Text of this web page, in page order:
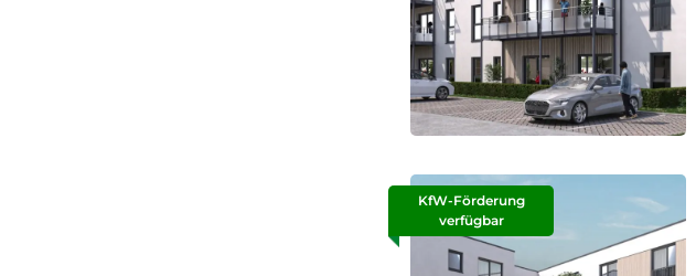
KfW-Förderung
verfügbar